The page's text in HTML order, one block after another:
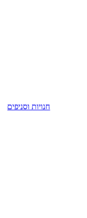
חנויות וסניפים